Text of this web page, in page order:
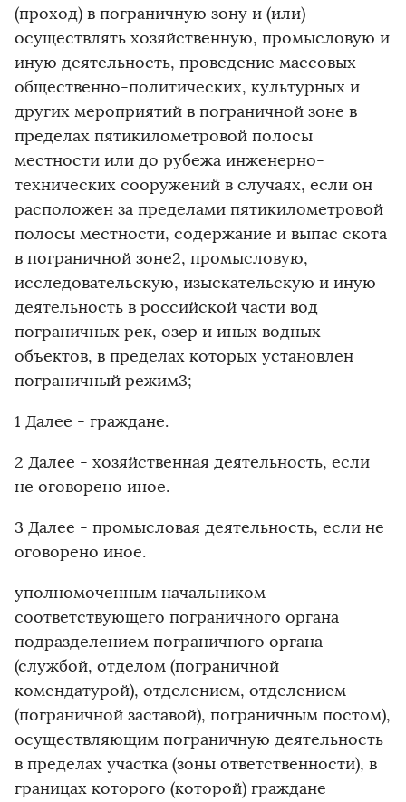
(проход) в пограничную зону и (или)
осуществлять хозяйственную, промысловую и
иную деятельность, проведение массовых
общественно-политических, культурных и
других мероприятий в пограничной зоне в
пределах пятикилометровой полосы
местности или до рубежа инженерно-
технических сооружений в случаях, если он
расположен за пределами пятикилометровой
полосы местности, содержание и выпас скота
в пограничной зоне2, промысловую,
исследовательскую, изыскательскую и иную
деятельность в российской части вод
пограничных рек, озер и иных водных
объектов, в пределах которых установлен
пограничный режим3;
1 Далее - граждане.
2 Далее - хозяйственная деятельность, если
не оговорено иное.
3 Далее - промысловая деятельность, если не
оговорено иное.
уполномоченным начальником
соответствующего пограничного органа
подразделением пограничного органа
(службой, отделом (пограничной
комендатурой), отделением, отделением
(пограничной заставой), пограничным постом),
осуществляющим пограничную деятельность
в пределах участка (зоны ответственности), в
границах которого (которой) граждане